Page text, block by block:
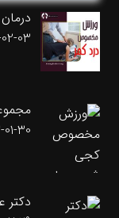
03
30
دکتر